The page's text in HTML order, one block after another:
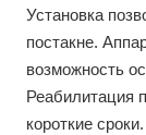
Установка
постакне.
возможность
Реабилитация
короткие сроки.